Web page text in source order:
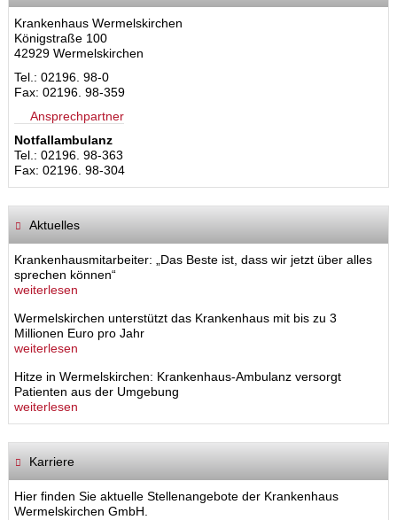
Krankenhaus Wermelskirchen
Königstraße 100
42929 Wermelskirchen
Tel.: 02196. 98-0
Fax: 02196. 98-359
Ansprechpartner
Notfallambulanz
Tel.: 02196. 98-363
Fax: 02196. 98-304
Aktuelles
Krankenhausmitarbeiter: „Das Beste ist, dass wir jetzt über alles
sprechen können“
weiterlesen
Wermelskirchen unterstützt das Krankenhaus mit bis zu 3
Millionen Euro pro Jahr
weiterlesen
Hitze in Wermelskirchen: Krankenhaus-Ambulanz versorgt
Patienten aus der Umgebung
weiterlesen
Karriere
Hier finden Sie aktuelle Stellenangebote der Krankenhaus
Wermelskirchen GmbH.